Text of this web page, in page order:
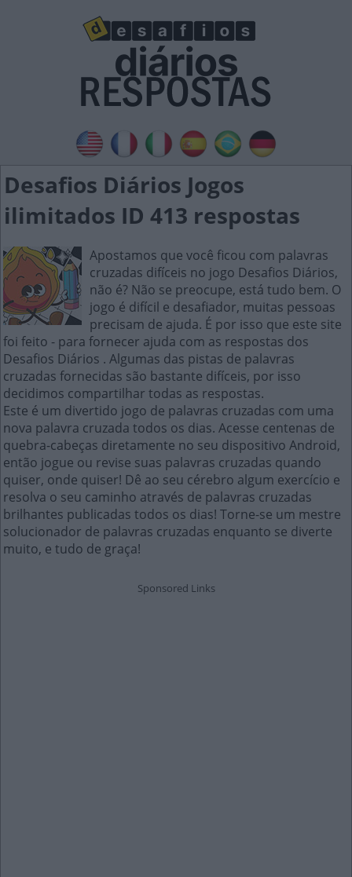
Desafios Diários Jogos
ilimitados ID 413 respostas
Apostamos que você ficou com palavras
cruzadas difíceis no jogo Desafios Diários,
não é? Não se preocupe, está tudo bem. O
jogo é difícil e desafiador, muitas pessoas
precisam de ajuda. É por isso que este site
foi feito - para fornecer ajuda com as respostas dos
Desafios Diários . Algumas das pistas de palavras
cruzadas fornecidas são bastante difíceis, por isso
decidimos compartilhar todas as respostas.
Este é um divertido jogo de palavras cruzadas com uma
nova palavra cruzada todos os dias. Acesse centenas de
quebra-cabeças diretamente no seu dispositivo Android,
então jogue ou revise suas palavras cruzadas quando
quiser, onde quiser! Dê ao seu cérebro algum exercício e
resolva o seu caminho através de palavras cruzadas
brilhantes publicadas todos os dias! Torne-se um mestre
solucionador de palavras cruzadas enquanto se diverte
muito, e tudo de graça!